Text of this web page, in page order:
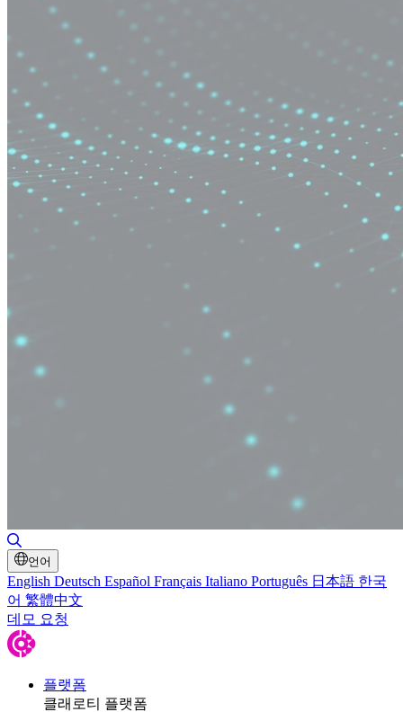
언어
English Deutsch Español Français Italiano Português 日本語 한국
어 繁體中文
데모 요청
플랫폼
클래로티 플랫폼